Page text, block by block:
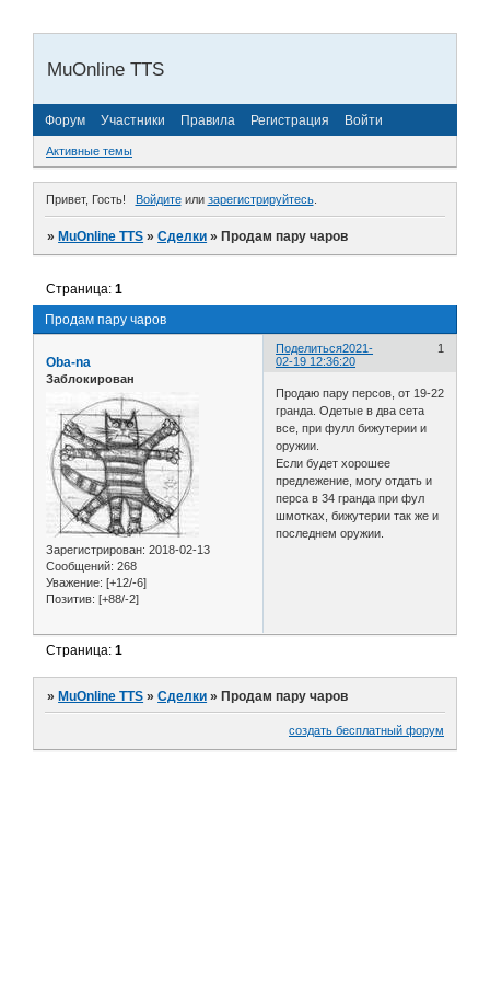
MuOnline TTS
Форум Участники Правила Регистрация Войти
Активные темы
Привет, Гость! Войдитеили зарегистрируйтесь.
»MuOnline TTS »Сделки »Продам пару чаров
Продам пару чаров
Страница:1
Поделиться 1
2021-
02-19 12:36:20
Oba-na
Заблокирован
Зарегистрирован: 2018-02-13
Сообщений: 268
Уважение: [+12/-6]
Позитив: [+88/-2]
Продаю пару персов, от 19-22
гранда. Одетые в два сета
все, при фулл бижутерии и
оружии.
Если будет хорошее
предлежение, могу отдать и
перса в 34 гранда при фул
шмотках, бижутерии так же и
последнем оружии.
Страница:1
»MuOnline TTS »Сделки »Продам пару чаров
создать бесплатный форум